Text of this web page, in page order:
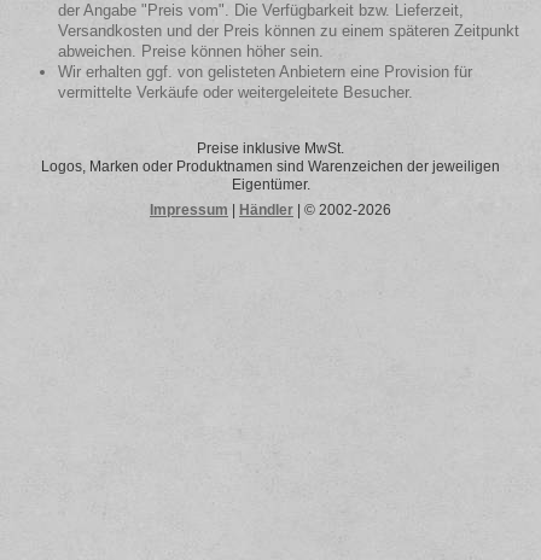
der Angabe "Preis vom". Die Verfügbarkeit bzw. Lieferzeit,
Versandkosten und der Preis können zu einem späteren Zeitpunkt
abweichen. Preise können höher sein.
Wir erhalten ggf. von gelisteten Anbietern eine Provision für
vermittelte Verkäufe oder weitergeleitete Besucher.
Preise inklusive MwSt.
Logos, Marken oder Produktnamen sind Warenzeichen der jeweiligen
Eigentümer.
Impressum
Händler | © 2002-2026